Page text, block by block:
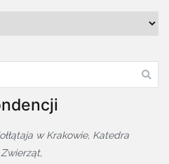
w Krakowie, Katedra